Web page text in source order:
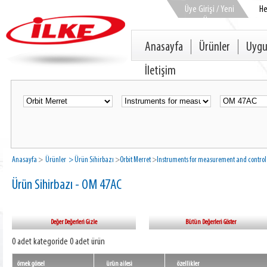
Üye Girişi / Yeni
Üye
Anasayfa Ürünler
İletişim
Anasayfa > Ürünler > Ürün Sihirbazı >Orbit Merret> Instruments for measurement and control
Ürün Sihirbazı - OM 47AC
Değer Değerleri Gizle Bütün Değerleri Göster
0 adet kategoride 0 adet ürün
örnek görsel ürün ailesi özellikler